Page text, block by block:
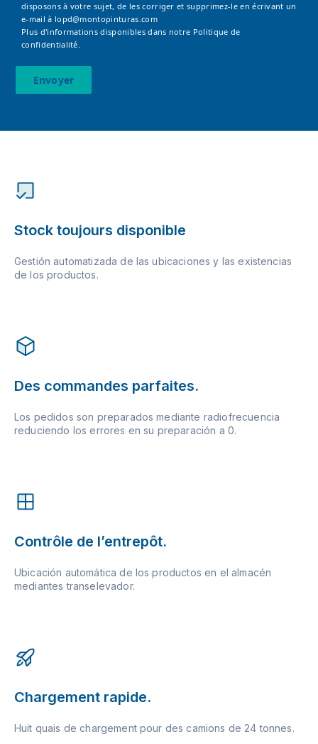
disposons à votre sujet, de les corriger et supprimez-le en écrivant un
e-mail à lopd@montopinturas.com
Plus d'informations disponibles dans notre Politique de
confidentialité.
Envoyer
Stock toujours disponible
Gestión automatizada de las ubicaciones y las existencias
de los productos.
Des commandes parfaites.
Los pedidos son preparados mediante radiofrecuencia
reduciendo los errores en su preparación a 0.
Contrôle de l’entrepôt.
Ubicación automática de los productos en el almacén
mediantes transelevador.
Chargement rapide.
Huit quais de chargement pour des camions de 24 tonnes.